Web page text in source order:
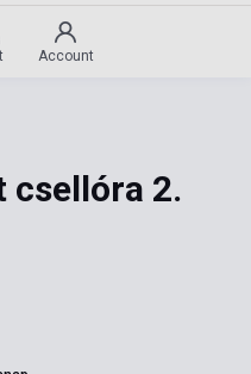
Account
csellóra 2.